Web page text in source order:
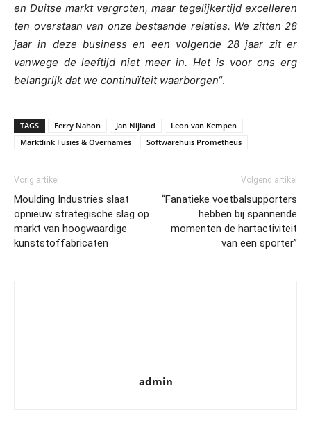
en Duitse markt vergroten, maar tegelijkertijd excelleren
ten overstaan van onze bestaande relaties. We zitten 28
jaar in deze business en een volgende 28 jaar zit er
vanwege de leeftijd niet meer in. Het is voor ons erg
belangrijk dat we continuïteit waarborgen“.
TAGS Ferry Nahon Jan Nijland
Leon van Kempen
Marktlink Fusies & Overnames
Softwarehuis Prometheus
Vorig artikel
Moulding Industries slaat
opnieuw strategische slag op
markt van hoogwaardige
kunststoffabricaten
Volgend artikel
“Fanatieke voetbalsupporters
hebben bij spannende
momenten de hartactiviteit
van een sporter”
admin